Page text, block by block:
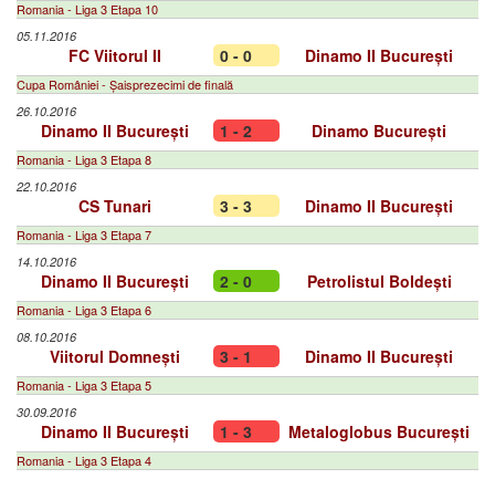
Romania - Liga 3 Etapa 10
05.11.2016
FC Viitorul II 0 - 0 Dinamo II București
Cupa României - Șaisprezecimi de finală
26.10.2016
Dinamo II București 1 - 2 Dinamo București
Romania - Liga 3 Etapa 8
22.10.2016
CS Tunari 3 - 3 Dinamo II București
Romania - Liga 3 Etapa 7
14.10.2016
Dinamo II București 2 - 0 Petrolistul Boldești
Romania - Liga 3 Etapa 6
08.10.2016
Viitorul Domnești 3 - 1 Dinamo II București
Romania - Liga 3 Etapa 5
30.09.2016
Dinamo II București 1 - 3 Metaloglobus București
Romania - Liga 3 Etapa 4